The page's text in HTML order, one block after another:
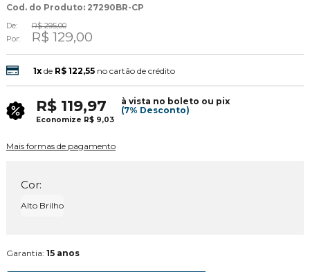
Cod. do Produto: 27290BR-CP
De:
R$ 295,00
Por:
R$ 129,00
1xde R$ 122,55 no cartão de crédito
R$ 119,97
à vista no boleto ou pix
(7% Desconto)
Economize R$ 9,03
Mais formas de pagamento
Cor:
Alto Brilho
Garantia: 15 anos